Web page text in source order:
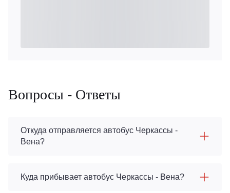
Вопросы - Ответы
Откуда отправляется автобус Черкассы -
Вена?
Куда прибывает автобус Черкассы - Вена?